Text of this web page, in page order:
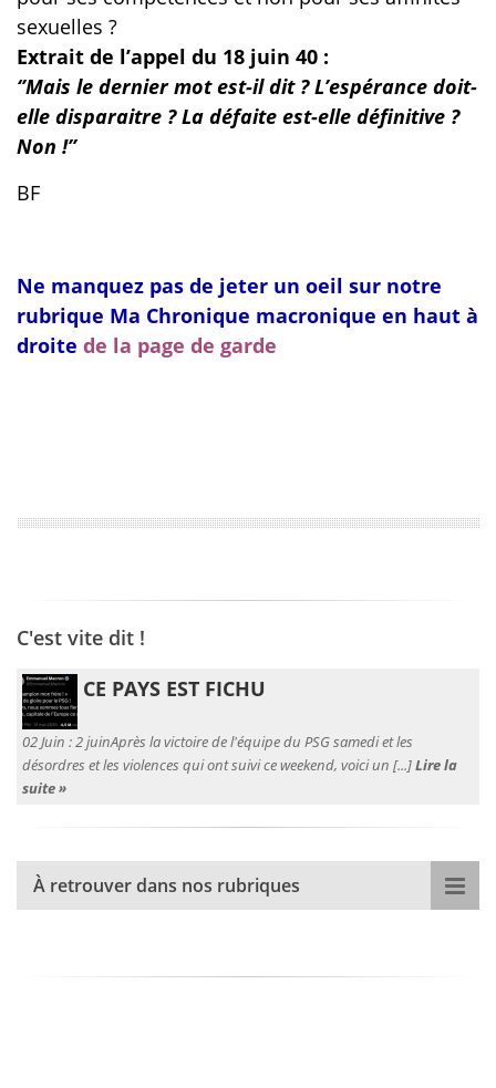
sexuelles ?
Extrait de l’appel du 18 juin 40 :
‘’Mais le dernier mot est-il dit ? L’espérance doit-
elle disparaitre ? La défaite est-elle définitive ?
Non !’’
BF
Ne manquez pas de jeter un oeil sur notre
rubrique Ma Chronique macronique en haut à
droite de la page de garde
C'est vite dit !
CE PAYS EST FICHU
02 Juin :2 juinAprès la victoire de l'équipe du PSG samedi et les
désordres et les violences qui ont suivi ce weekend, voici un [...]Lire la
suite »
À retrouver dans nos rubriques